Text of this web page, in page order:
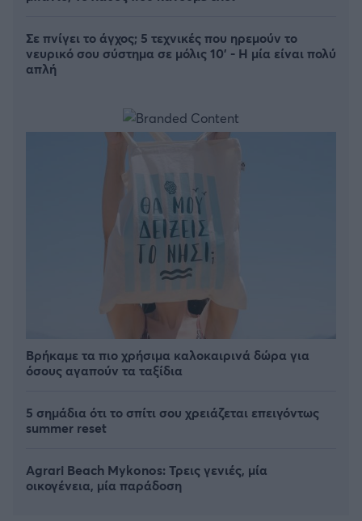
Σε πνίγει το άγχος; 5 τεχνικές που ηρεμούν το
νευρικό σου σύστημα σε μόλις 10' - Η μία είναι πολύ
απλή
Βρήκαμε τα πιο χρήσιμα καλοκαιρινά δώρα για
όσους αγαπούν τα ταξίδια
5 σημάδια ότι το σπίτι σου χρειάζεται επειγόντως
summer reset
Agrari Beach Mykonos: Τρεις γενιές, μία
οικογένεια, μία παράδοση